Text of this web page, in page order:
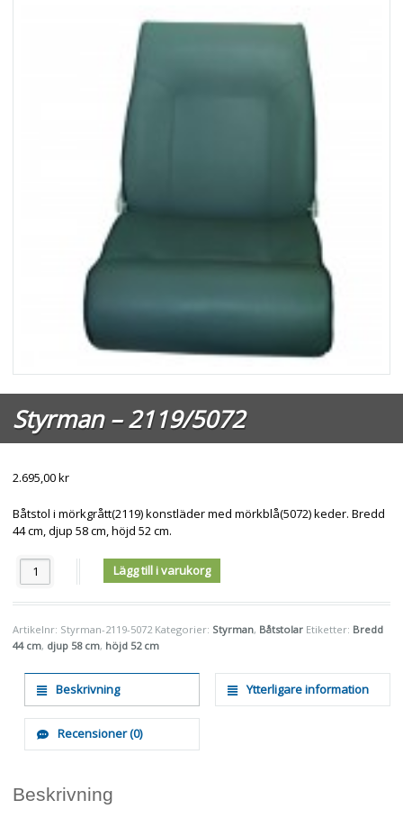
Styrman – 2119/5072
2.695,00kr
Båtstol i mörkgrått(2119) konstläder med mörkblå(5072) keder. Bredd
44 cm, djup 58 cm, höjd 52 cm.
Antal Lägg till i varukorg
Artikelnr: Styrman-2119-5072 Kategorier: Styrman, Båtstolar Etiketter: Bredd
44 cm, djup 58 cm, höjd 52 cm
Beskrivning Ytterligare information
Recensioner (0)
Beskrivning